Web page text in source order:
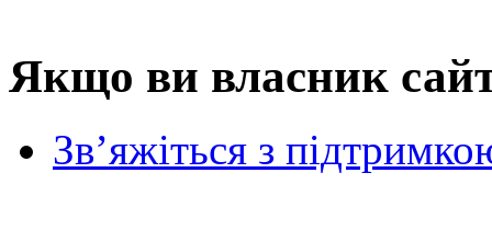
Якщо ви власник
Зв’яжіться з